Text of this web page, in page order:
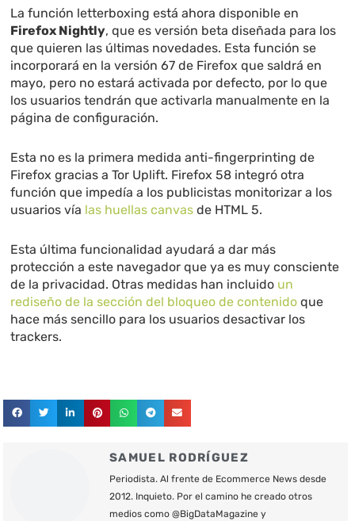
La función letterboxing está ahora disponible en
Firefox Nightly, que es versión beta diseñada para los
que quieren las últimas novedades. Esta función se
incorporará en la versión 67 de Firefox que saldrá en
mayo, pero no estará activada por defecto, por lo que
los usuarios tendrán que activarla manualmente en la
página de configuración.
Esta no es la primera medida anti-fingerprinting de
Firefox gracias a Tor Uplift. Firefox 58 integró otra
función que impedía a los publicistas monitorizar a los
usuarios vía las huellas canvas de HTML 5.
Esta última funcionalidad ayudará a dar más
protección a este navegador que ya es muy consciente
de la privacidad. Otras medidas han incluido un
rediseño de la sección del bloqueo de contenido que
hace más sencillo para los usuarios desactivar los
trackers.
SAMUEL RODRÍGUEZ
Periodista. Al frente de Ecommerce News desde
2012. Inquieto. Por el camino he creado otros
medios como @BigDataMagazine y